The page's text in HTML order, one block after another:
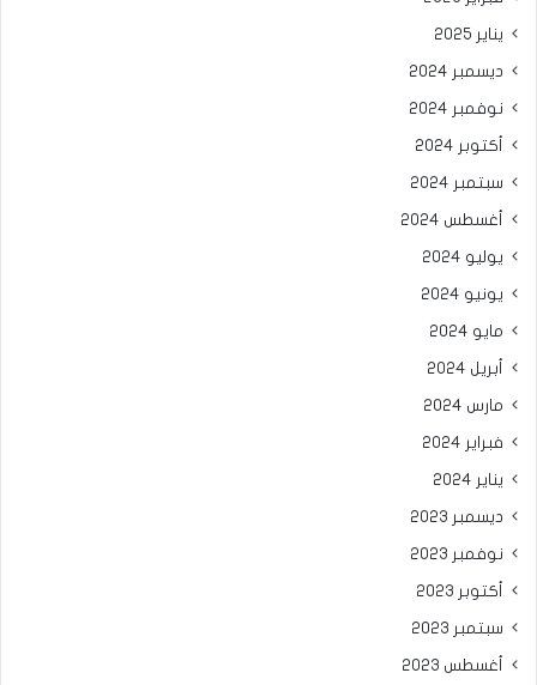
يناير 2025
ديسمبر 2024
نوفمبر 2024
أكتوبر 2024
سبتمبر 2024
أغسطس 2024
يوليو 2024
يونيو 2024
مايو 2024
أبريل 2024
مارس 2024
فبراير 2024
يناير 2024
ديسمبر 2023
نوفمبر 2023
أكتوبر 2023
سبتمبر 2023
أغسطس 2023